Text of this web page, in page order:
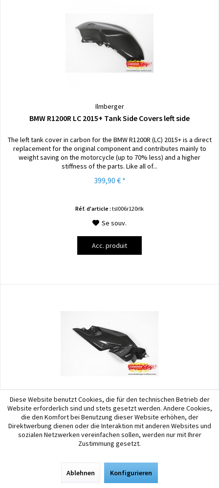
Ilmberger
BMW R1200R LC 2015+ Tank Side Covers left side
The left tank cover in carbon for the BMW R1200R (LC) 2015+ is a direct
replacement for the original component and contributes mainly to
weight saving on the motorcycle (up to 70% less) and a higher
stiffness of the parts. Like all of...
399,90 € *
Réf. d'article : tsl006r120rlk
Se souv.
Acc. produit
Ilmberger
BMW R1200R LC 2015+ Carbon Site Panel right...
The lower tankcover made of carbon for the BMW R1200R (LC) 2015+ is
a direct replacement for the original component. Ilmberger designed
329,90 € *
Diese Website benutzt Cookies, die für den technischen Betrieb der
Website erforderlich sind und stets gesetzt werden. Andere Cookies,
die den Komfort bei Benutzung dieser Website erhöhen, der
Direktwerbung dienen oder die Interaktion mit anderen Websites und
sozialen Netzwerken vereinfachen sollen, werden nur mit Ihrer
Zustimmung gesetzt.
Ablehnen Konfigurieren